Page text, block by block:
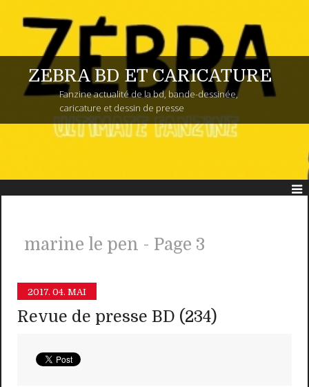
ZEBRA BD ET CARICATURE
Fanzine actualité de la bd, bande-dessinée,
caricature et dessin de presse
marine le pen - Page 3
2017. 04. MAI
Revue de presse BD (234)